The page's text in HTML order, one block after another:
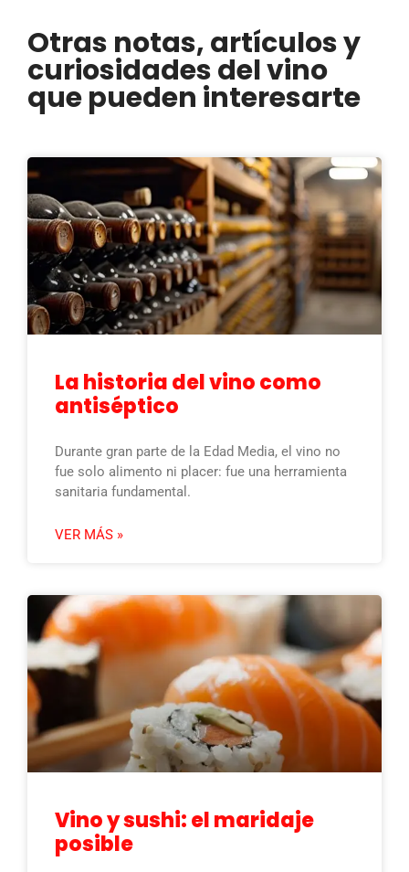
Otras notas, artículos y
curiosidades del vino
que pueden interesarte
La historia del vino como
antiséptico
Durante gran parte de la Edad Media, el vino no
fue solo alimento ni placer: fue una herramienta
sanitaria fundamental.
VER MÁS »
Vino y sushi: el maridaje
posible